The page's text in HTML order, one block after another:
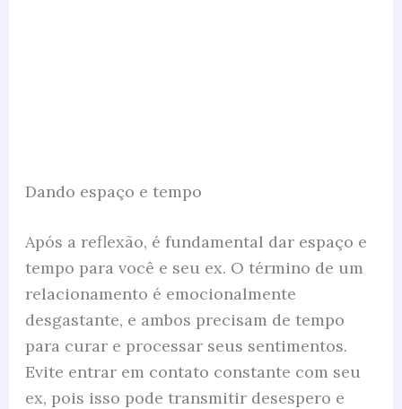
Dando espaço e tempo
Após a reflexão, é fundamental dar espaço e
tempo para você e seu ex. O término de um
relacionamento é emocionalmente
desgastante, e ambos precisam de tempo
para curar e processar seus sentimentos.
Evite entrar em contato constante com seu
ex, pois isso pode transmitir desespero e